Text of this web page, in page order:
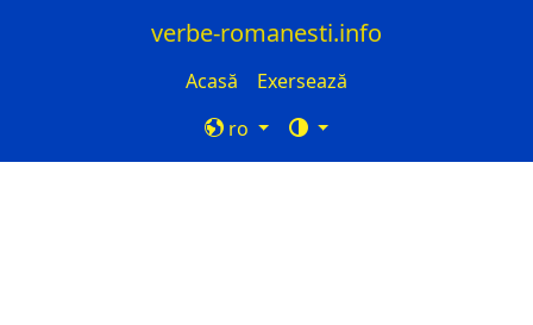
verbe-romanesti.info
Acasă
Exersează
ro